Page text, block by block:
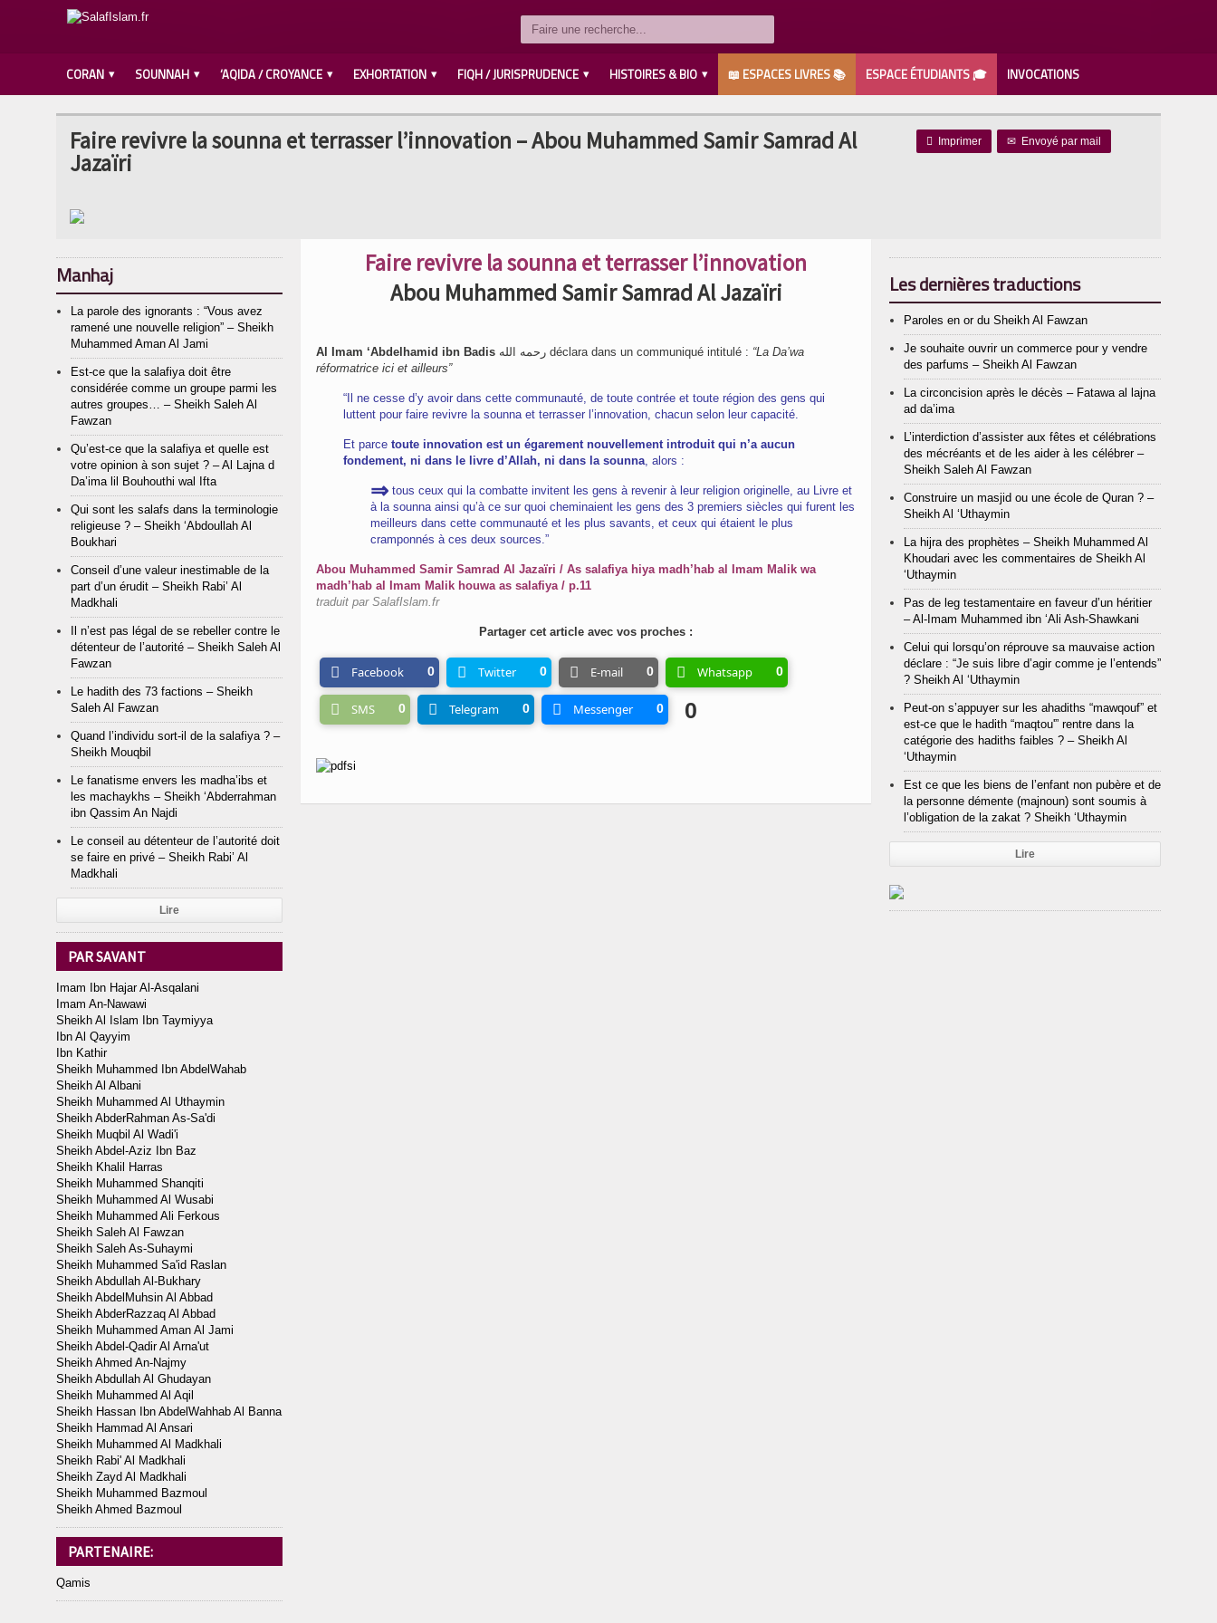
CORAN SOUNNAH ‘AQIDA / CROYANCE EXHORTATION FIQH / JURISPRUDENCE HISTOIRES & BIO 📖 ESPACES LIVRES 📚 ESPACE ÉTUDIANTS 🎓 INVOCATIONS
 Imprimer ✉ Envoyé par mail
Faire revivre la sounna et terrasser l’innovation – Abou Muhammed Samir Samrad Al
Jazaïri
Faire revivre la sounna et terrasser l’innovation
Abou Muhammed Samir Samrad Al Jazaïri
Al Imam ‘Abdelhamid ibn Badis رحمه الله déclara dans un communiqué intitulé : “La Da’wa
réformatrice ici et ailleurs”
“Il ne cesse d’y avoir dans cette communauté, de toute contrée et toute région des gens qui
luttent pour faire revivre la sounna et terrasser l’innovation, chacun selon leur capacité.
Et parce toute innovation est un égarement nouvellement introduit qui n’a aucun
fondement, ni dans le livre d’Allah, ni dans la sounna, alors :
⇒ tous ceux qui la combatte invitent les gens à revenir à leur religion originelle, au Livre et
à la sounna ainsi qu’à ce sur quoi cheminaient les gens des 3 premiers siècles qui furent les
meilleurs dans cette communauté et les plus savants, et ceux qui étaient le plus
cramponnés à ces deux sources.”
Abou Muhammed Samir Samrad Al Jazaïri / As salafiya hiya madh’hab al Imam Malik wa
madh’hab al Imam Malik houwa as salafiya / p.11
traduit par SalafIslam.fr
Partager cet article avec vos proches :
Facebook 0 Twitter 0 E-mail 0 Whatsapp 0
SMS 0 Telegram 0 Messenger 0 0
Manhaj
La parole des ignorants : “Vous avez
ramené une nouvelle religion” – Sheikh
Muhammed Aman Al Jami
Est-ce que la salafiya doit être
considérée comme un groupe parmi les
autres groupes… – Sheikh Saleh Al
Fawzan
Qu’est-ce que la salafiya et quelle est
votre opinion à son sujet ? – Al Lajna d
Da’ima lil Bouhouthi wal Ifta
Qui sont les salafs dans la terminologie
religieuse ? – Sheikh ‘Abdoullah Al
Boukhari
Conseil d’une valeur inestimable de la
part d’un érudit – Sheikh Rabi’ Al
Madkhali
Il n’est pas légal de se rebeller contre le
détenteur de l’autorité – Sheikh Saleh Al
Fawzan
Le hadith des 73 factions – Sheikh
Saleh Al Fawzan
Quand l’individu sort-il de la salafiya ? –
Sheikh Mouqbil
Le fanatisme envers les madha’ibs et
les machaykhs – Sheikh ‘Abderrahman
ibn Qassim An Najdi
Le conseil au détenteur de l’autorité doit
se faire en privé – Sheikh Rabi’ Al
Madkhali
Lire
PAR SAVANT
Imam Ibn Hajar Al-Asqalani
Imam An-Nawawi
Sheikh Al Islam Ibn Taymiyya
Ibn Al Qayyim
Ibn Kathir
Sheikh Muhammed Ibn AbdelWahab
Sheikh Al Albani
Sheikh Muhammed Al Uthaymin
Sheikh AbderRahman As-Sa'di
Sheikh Muqbil Al Wadi'i
Sheikh Abdel-Aziz Ibn Baz
Sheikh Khalil Harras
Sheikh Muhammed Shanqiti
Sheikh Muhammed Al Wusabi
Sheikh Muhammed Ali Ferkous
Sheikh Saleh Al Fawzan
Sheikh Saleh As-Suhaymi
Sheikh Muhammed Sa'id Raslan
Sheikh Abdullah Al-Bukhary
Sheikh AbdelMuhsin Al Abbad
Sheikh AbderRazzaq Al Abbad
Sheikh Muhammed Aman Al Jami
Sheikh Abdel-Qadir Al Arna'ut
Sheikh Ahmed An-Najmy
Sheikh Abdullah Al Ghudayan
Sheikh Muhammed Al Aqil
Sheikh Hassan Ibn AbdelWahhab Al Banna
Sheikh Hammad Al Ansari
Sheikh Muhammed Al Madkhali
Sheikh Rabi' Al Madkhali
Sheikh Zayd Al Madkhali
Sheikh Muhammed Bazmoul
Sheikh Ahmed Bazmoul
PARTENAIRE:
Qamis
Les dernières traductions
Paroles en or du Sheikh Al Fawzan
Je souhaite ouvrir un commerce pour y vendre
des parfums – Sheikh Al Fawzan
La circoncision après le décès – Fatawa al lajna
ad da’ima
L’interdiction d’assister aux fêtes et célébrations
des mécréants et de les aider à les célébrer –
Sheikh Saleh Al Fawzan
Construire un masjid ou une école de Quran ? –
Sheikh Al ‘Uthaymin
La hijra des prophètes – Sheikh Muhammed Al
Khoudari avec les commentaires de Sheikh Al
‘Uthaymin
Pas de leg testamentaire en faveur d’un héritier
– Al-Imam Muhammed ibn ‘Ali Ash-Shawkani
Celui qui lorsqu’on réprouve sa mauvaise action
déclare : “Je suis libre d’agir comme je l’entends”
? Sheikh Al ‘Uthaymin
Peut-on s’appuyer sur les ahadiths “mawqouf” et
est-ce que le hadith “maqtou'” rentre dans la
catégorie des hadiths faibles ? – Sheikh Al
‘Uthaymin
Est ce que les biens de l’enfant non pubère et de
la personne démente (majnoun) sont soumis à
l’obligation de la zakat ? Sheikh ‘Uthaymin
Lire